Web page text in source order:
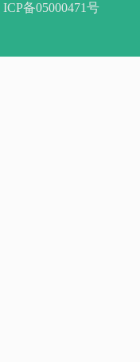
备05000471号